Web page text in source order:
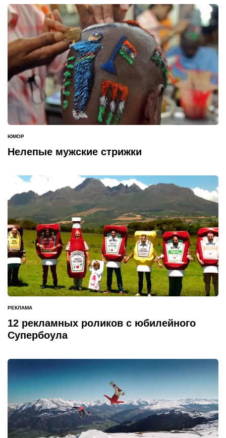
ОПУБЛИКОВАНО
В
ЮМОР
Нелепые мужские стрижки
ОПУБЛИКОВАНО
В
РЕКЛАМА
12 рекламных роликов с юбилейного
Супербоула